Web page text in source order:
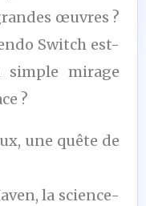
œuvres ?
Switch est-
mirage
?
une quête de
la science-